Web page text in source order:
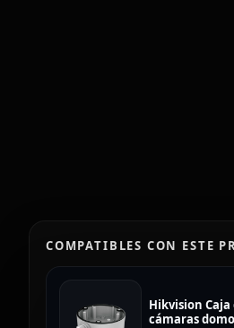
COMPATIBLES CON ESTE
Hikvision
cámaras